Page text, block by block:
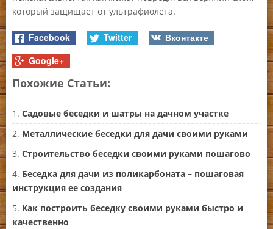
который защищает от ультрафиолета.
Facebook Twitter
Вконтакте
Google+
Похожие Статьи:
Садовые беседки и шатры на дачном участке
Металлические беседки для дачи своими руками
Строительство беседки своими руками пошагово
Беседка для дачи из поликарбоната – пошаговая
инструкция ее создания
Как построить беседку своими руками быстро и
качественно